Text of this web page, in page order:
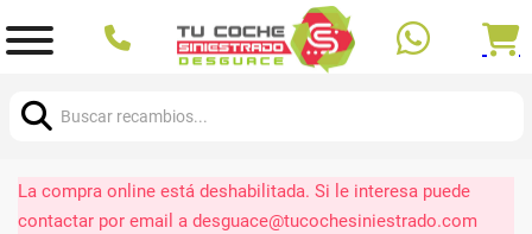
La compra online está deshabilitada. Si le interesa puede
contactar por email a desguace@tucochesiniestrado.com